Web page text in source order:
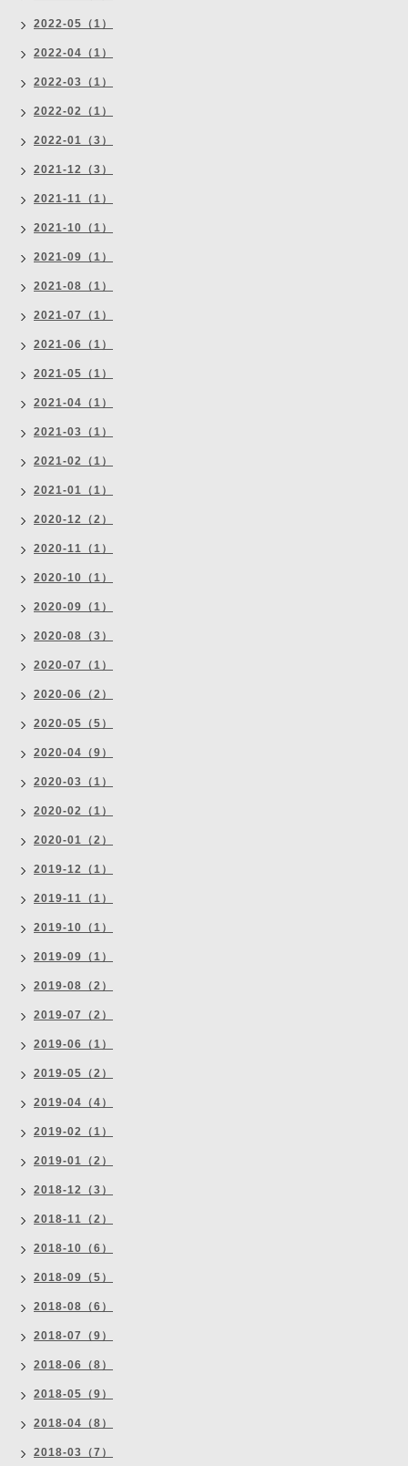
2022-05（1）
2022-04（1）
2022-03（1）
2022-02（1）
2022-01（3）
2021-12（3）
2021-11（1）
2021-10（1）
2021-09（1）
2021-08（1）
2021-07（1）
2021-06（1）
2021-05（1）
2021-04（1）
2021-03（1）
2021-02（1）
2021-01（1）
2020-12（2）
2020-11（1）
2020-10（1）
2020-09（1）
2020-08（3）
2020-07（1）
2020-06（2）
2020-05（5）
2020-04（9）
2020-03（1）
2020-02（1）
2020-01（2）
2019-12（1）
2019-11（1）
2019-10（1）
2019-09（1）
2019-08（2）
2019-07（2）
2019-06（1）
2019-05（2）
2019-04（4）
2019-02（1）
2019-01（2）
2018-12（3）
2018-11（2）
2018-10（6）
2018-09（5）
2018-08（6）
2018-07（9）
2018-06（8）
2018-05（9）
2018-04（8）
2018-03（7）